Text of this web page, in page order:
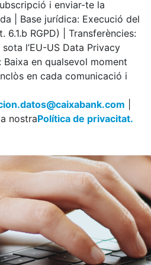
i enviar-te la
| Base jurídica: Execució del
6.1.b RGPD) | Transferències:
l’EU-US Data Privacy
en qualsevol moment
en cada comunicació i
nostraPolítica de privacitat.